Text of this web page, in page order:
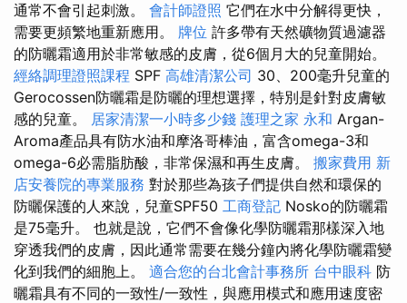
通常不會引起刺激。 會計師證照 它們在水中分解得更快，
需要更頻繁地重新應用。 牌位 許多帶有天然礦物質過濾器
的防曬霜適用於非常敏感的皮膚，從6個月大的兒童開始。
經絡調理證照課程 SPF 高雄清潔公司 30、200毫升兒童的
Gerocossen防曬霜是防曬的理想選擇，特別是針對皮膚敏
感的兒童。 居家清潔一小時多少錢 護理之家 永和 Argan-
Aroma產品具有防水油和摩洛哥棒油，富含omega-3和
omega-6必需脂肪酸，非常保濕和再生皮膚。 搬家費用 新
店安養院的專業服務 對於那些為孩子們提供自然和環保的
防曬保護的人來說，兒童SPF50 工商登記 Nosko的防曬霜
是75毫升。 也就是說，它們不會像化學防曬霜那樣深入地
穿透我們的皮膚，因此通常需要在幾分鐘內將化學防曬霜變
化到我們的細胞上。 適合您的台北會計事務所 台中眼科 防
曬霜具有不同的一致性/一致性，與應用模式和應用速度密